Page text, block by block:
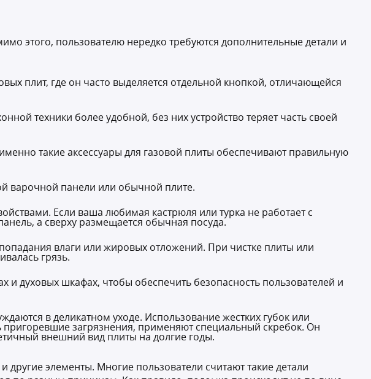
этого, пользователю нередко требуются дополнительные детали и
плит, где он часто выделяется отдельной кнопкой, отличающейся
техники более удобной, без них устройство теряет часть своей
такие аксессуары для газовой плиты обеспечивают правильную
варочной панели или обычной плите.
Если ваша любимая кастрюля или турка не работает с
а сверху размещается обычная посуда.
влаги или жировых отложений. При чистке плиты или
грязь.
и духовых шкафах, чтобы обеспечить безопасность пользователей и
в деликатном уходе. Использование жестких губок или
загрязнения, применяют специальный скребок. Он
внешний вид плиты на долгие годы.
элементы. Многие пользователи считают такие детали